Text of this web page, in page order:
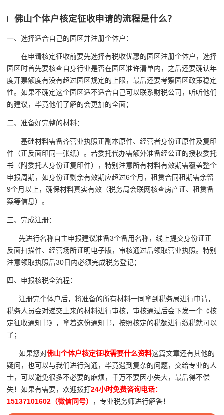
佛山个体户核定征收申请的流程是什么？
一、选择适合自己的园区并注册个体户：
在申请核定征收前要先选择有税收优惠的园区注册个体户，选择
园区时首先要核查自身行业是否在园区准许清单内，之后还要确认年
度开票额度有没有超过园区规定的上限，最后还要考察园区政策稳定
性。如果不确定这个园区适不适合自己可以联系财税公司，听听他们
的建议，毕竟他们了解的会更加的全面；
二、准备好完整的材料：
基础材料需备齐营业执照正副本原件、经营者身份证原件及复印
件（正反面印同一张纸）。若委托代办需额外准备经公证的授权委托
书（附委托人身份证复印件），特别注意所有材料有效期需覆盖整个
申报周期，如身份证剩余有效期应超过6个月，租赁合同租期需余留
9个月以上，确保材料真实有效（税务局会联网核查房产证、租赁备
案等信息）。
三、完成注册：
先进行名称自主申报建议准备3个备用名称，线上提交身份证正
反面扫描件、经营场所证明电子版，审核通过后领取营业执照。特别
注意领取执照后30日内必须完成税务登记；
四、申报核税全流程：
注册完个体户后，将准备的所有材料一同拿到税务局进行申请，
税务人员会对递交上来的材料进行审核，审核通过后会下发一个《核
定征收通知书》，拿着这份通知书，按照核定的税额进行缴税就可以
了；
如果您对佛山个体户核定征收需要什么资料这篇文章还有其他的
疑问，也可以与我们进行沟通，毕竟遇到复杂的问题，交给专业的人
士，可以避免很多不必要的麻烦，千万不要因小失大，最后得不偿
失！如果有需要，欢迎拨打24小时免费咨询电话：
15137101602（微信同号）
，专业税务师进行解答！